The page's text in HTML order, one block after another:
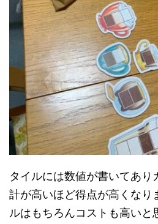
タイルには数値が書いてあり
計が高いほど得点が高くなり
ルはもちろんコストも高いと